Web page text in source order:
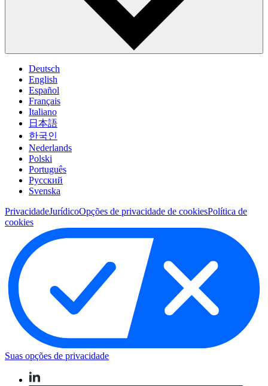
Deutsch
English
Español
Français
Italiano
日本語
한국인
Nederlands
Polski
Português
Pусский
Svenska
PrivacidadeJurídicoOpções de privacidade de cookiesPolítica de
cookies
Suas opções de privacidade